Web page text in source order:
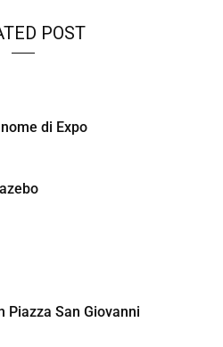
POST
di Expo
Piazza San Giovanni